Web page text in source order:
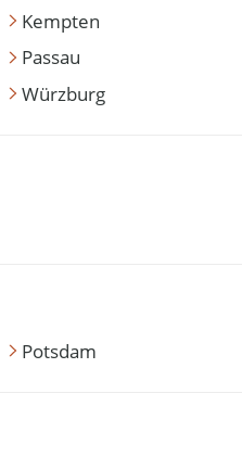
Kempten
Passau
Würzburg
Potsdam